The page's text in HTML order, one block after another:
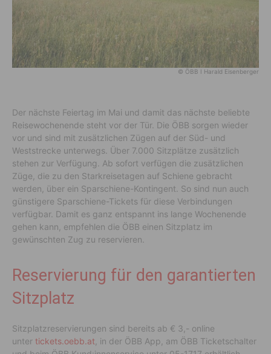
© ÖBB I Harald Eisenberger
Der nächste Feiertag im Mai und damit das nächste beliebte
Reisewochenende steht vor der Tür. Die ÖBB sorgen wieder
vor und sind mit zusätzlichen Zügen auf der Süd- und
Weststrecke unterwegs. Über 7.000 Sitzplätze zusätzlich
stehen zur Verfügung. Ab sofort verfügen die zusätzlichen
Züge, die zu den Starkreisetagen auf Schiene gebracht
werden, über ein Sparschiene-Kontingent. So sind nun auch
günstigere Sparschiene-Tickets für diese Verbindungen
verfügbar. Damit es ganz entspannt ins lange Wochenende
gehen kann, empfehlen die ÖBB einen Sitzplatz im
gewünschten Zug zu reservieren.
Reservierung für den garantierten
Sitzplatz
Sitzplatzreservierungen sind bereits ab € 3,- online
unter tickets.oebb.at , in der ÖBB App, am ÖBB Ticketschalter